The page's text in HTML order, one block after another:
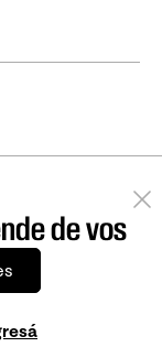
de vos